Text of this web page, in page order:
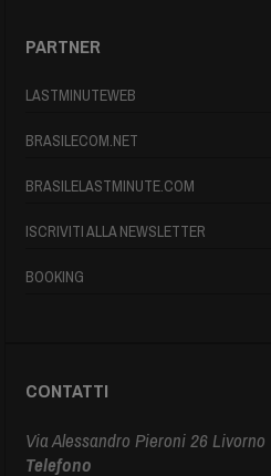
PARTNER
LASTMINUTEWEB
BRASILECOM.NET
BRASILELASTMINUTE.COM
ISCRIVITI ALLA NEWSLETTER
BOOKING
CONTATTI
Via Alessandro Pieroni 26 Livorno
Telefono